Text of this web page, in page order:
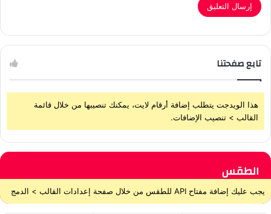
تابع صفحتنا
هذا الويدجت يتطلب إضافة أرقام لايت، يمكنك تنصيبها من خلال قائمة
القالب > تنصيب الإضافات.
الطقس
يجب عليك إضافة مفتاح API للطقس من خلال صفحة إعدادات القالب > الدمج